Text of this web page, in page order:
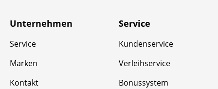
Unternehmen
Service
Marken
Kontakt
Service
Kundenservice
Verleihservice
Bonussystem